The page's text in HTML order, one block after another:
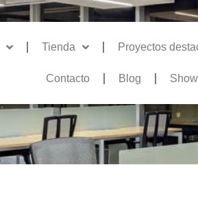
Tienda Proyectos
Contacto Blog